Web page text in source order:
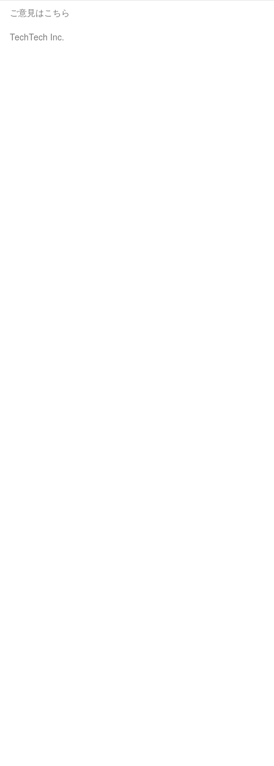
ご意見はこちら
TechTech Inc.